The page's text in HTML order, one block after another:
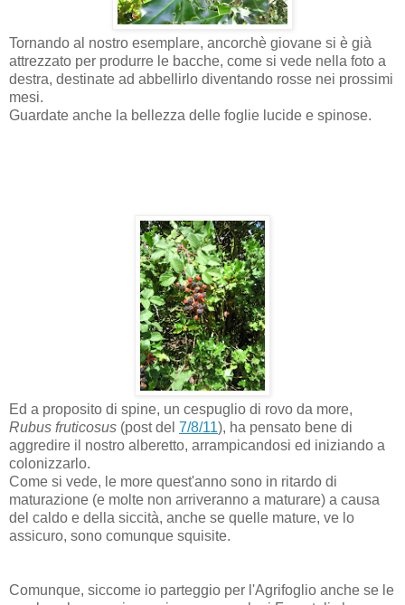
Tornando al nostro esemplare, ancorchè giovane si è già
attrezzato per produrre le bacche, come si vede nella foto a
destra, destinate ad abbellirlo diventando rosse nei prossimi
mesi.
Guardate anche la bellezza delle foglie lucide e spinose.
Ed a proposito di spine, un cespuglio di rovo da more,
Rubus fruticosus (post del 7/8/11), ha pensato bene di
aggredire il nostro alberetto, arrampicandosi ed iniziando a
colonizzarlo.
Come si vede, le more quest'anno sono in ritardo di
maturazione (e molte non arriveranno a maturare) a causa
del caldo e della siccità, anche se quelle mature, ve lo
assicuro, sono comunque squisite.
Comunque, siccome io parteggio per l'Agrifoglio anche se le